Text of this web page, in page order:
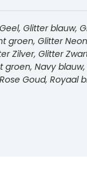
Glitter blauw,
Glitter
Zilver, Glitter
Navy
Goud, Royaal